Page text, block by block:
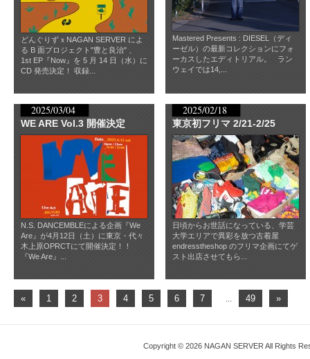
どんぐりずｘNAGAN SERVER によ
る B 面プロジェクト"豊と良治" 、
1st EP『Now』を 5 月 14 日（水）に
CD 発売決定！ 収録...
Mastered Presents : DIESEL（ディ
ーゼル）の最新コレクションにフォ
ーカスしたエディトリアル。 ラン
ウェイでは14,...
2025/03/04
WE ARE Vol.3 開催決定
N.S. DANCEMBLEによる企画『We
Are』が4月12日（土）に東京・代々
木上原OPRCTにて開催決定！！
『We Are』...
2025/02/18
東京初フリマ 2/21-2/25
日頃からお世話になっている、学芸
大学エリアで異彩を放つ古着屋
endresstheshop のフリマ企画にてゲ
スト出店させてもら...
« 1 2 3 4 5 6 7 49 »
Copyright © 2026 NAGAN SERVER All Rights